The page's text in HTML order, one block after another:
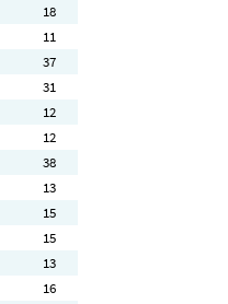
18
11
37
31
12
12
38
13
15
15
13
16